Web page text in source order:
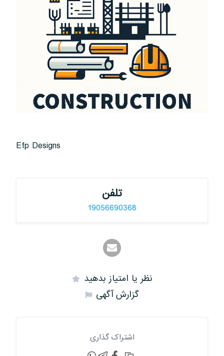
Efp Designs
تلفن
19056690368
نظر یا امتیاز بدهید
گزارش آگهی
اشتراک گذاری